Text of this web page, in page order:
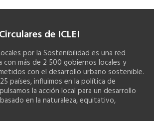
de ICLEI
por la Sostenibilidad es una red
con más de 2 500 gobiernos locales y
con el desarrollo urbano sostenible.
países, influimos en la política de
la acción local para un desarrollo
en la naturaleza, equitativo,